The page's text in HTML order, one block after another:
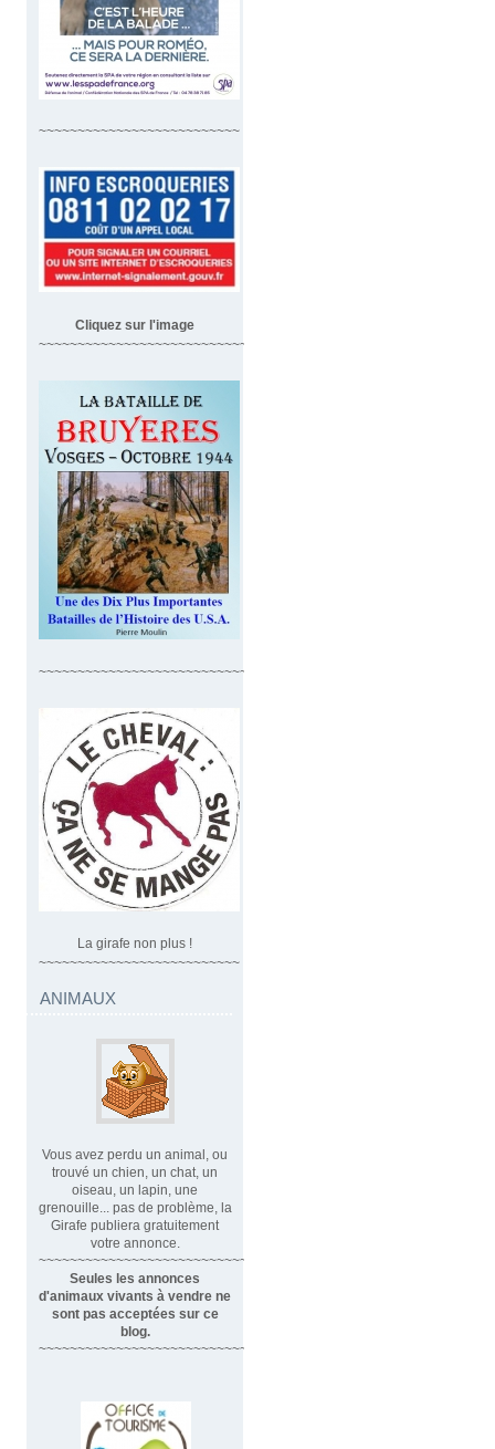
~~~~~~~~~~~~~~~~~~~~~~~~~~
Cliquez sur l'image
~~~~~~~~~~~~~~~~~~~~~~~~~~~~~~~~~~~~
~~~~~~~~~~~~~~~~~~~~~~~~~~~~
La girafe non plus !
~~~~~~~~~~~~~~~~~~~~~~~~~~
ANIMAUX
Vous avez perdu un animal, ou
trouvé un chien, un chat, un
oiseau, un lapin, une
grenouille... pas de problème, la
Girafe publiera gratuitement
votre annonce.
~~~~~~~~~~~~~~~~~~~~~~~~~~~~
Seules les annonces
d'animaux vivants à vendre ne
sont pas acceptées sur ce
blog.
~~~~~~~~~~~~~~~~~~~~~~~~~~~~~~